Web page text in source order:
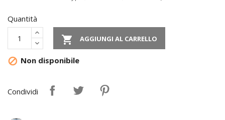
Quantità
 AGGIUNGI AL CARRELLO
 Non disponibile
Condividi